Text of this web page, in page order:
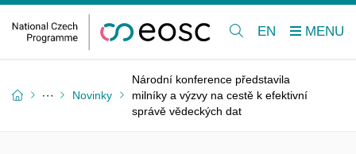
EN
Novinky
Národní konference představila
milníky a výzvy na cestě k efektivní
správě vědeckých dat